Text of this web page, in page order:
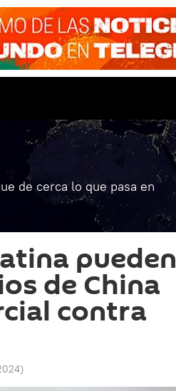
de cerca lo que pasa en
pueden
de China
contra
)